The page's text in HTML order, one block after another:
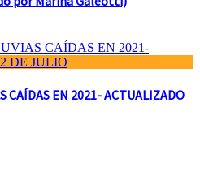
CAÍDAS EN 2021- ACTUALIZADO